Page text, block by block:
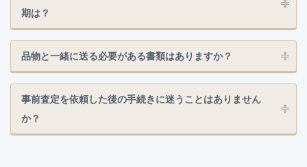
期は？
品物と一緒に送る必要がある書類はありますか？
事前査定を依頼した後の手続きに迷うことはありません
か？